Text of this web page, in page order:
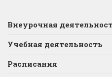
Внеурочная
Учебная деятельность
Расписания